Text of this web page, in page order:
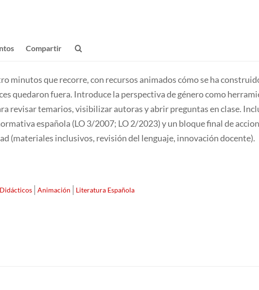
Compartir
minutos que recorre, con recursos animados cómo se ha
quedaron fuera. Introduce la perspectiva de género como
revisar temarios, visibilizar autoras y abrir preguntas en clase.
española (LO 3/2007; LO 2/2023) y un bloque final de
(materiales inclusivos, revisión del lenguaje, innovación docente).
Didácticos Animación Literatura Española